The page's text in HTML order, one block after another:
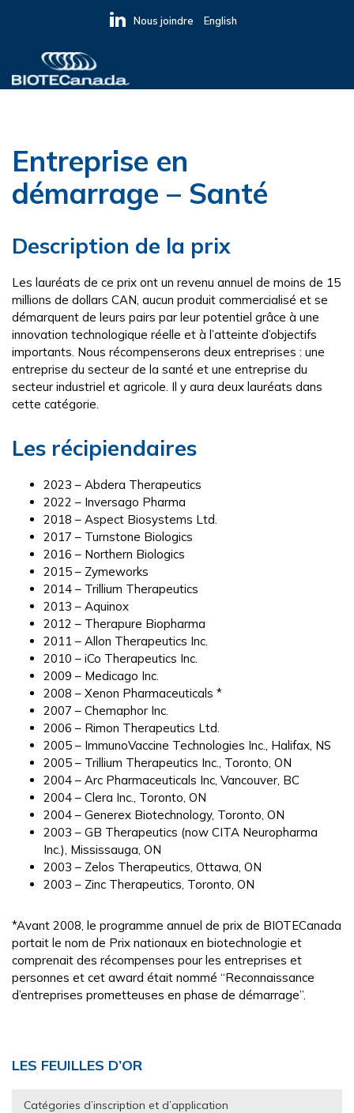
navigation
content
Nous joindre English
BIOTECanada
Entreprise en
démarrage – Santé
Description de la prix
Les lauréats de ce prix ont un revenu annuel de moins de 15
millions de dollars CAN, aucun produit commercialisé et se
démarquent de leurs pairs par leur potentiel grâce à une
innovation technologique réelle et à l’atteinte d’objectifs
importants. Nous récompenserons deux entreprises : une
entreprise du secteur de la santé et une entreprise du
secteur industriel et agricole. Il y aura deux lauréats dans
cette catégorie.
Les récipiendaires
2023 – Abdera Therapeutics
2022 – Inversago Pharma
2018 – Aspect Biosystems Ltd.
2017 – Turnstone Biologics
2016 – Northern Biologics
2015 – Zymeworks
2014 – Trillium Therapeutics
2013 – Aquinox
2012 – Therapure Biopharma
2011 – Allon Therapeutics Inc.
2010 – iCo Therapeutics Inc.
2009 – Medicago Inc.
2008 – Xenon Pharmaceuticals *
2007 – Chemaphor Inc.
2006 – Rimon Therapeutics Ltd.
2005 – ImmunoVaccine Technologies Inc., Halifax, NS
2005 – Trillium Therapeutics Inc., Toronto, ON
2004 – Arc Pharmaceuticals Inc, Vancouver, BC
2004 – Clera Inc., Toronto, ON
2004 – Generex Biotechnology, Toronto, ON
2003 – GB Therapeutics (now CITA Neuropharma
Inc.), Mississauga, ON
2003 – Zelos Therapeutics, Ottawa, ON
2003 – Zinc Therapeutics, Toronto, ON
*Avant 2008, le programme annuel de prix de BIOTECanada
portait le nom de Prix nationaux en biotechnologie et
comprenait des récompenses pour les entreprises et
personnes et cet award était nommé “Reconnaissance
d’entreprises prometteuses en phase de démarrage”.
Primary
Sidebar
LES FEUILLES D’OR
Catégories d’inscription et d’application